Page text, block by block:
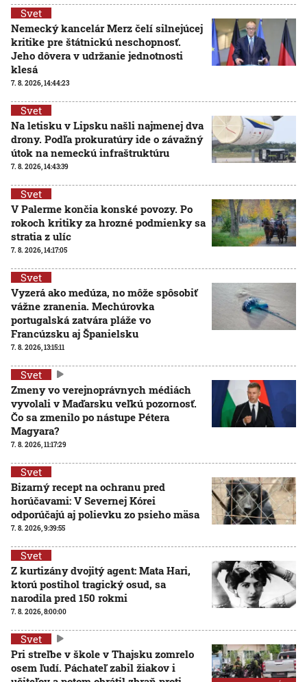
Svet
Nemecký kancelár Merz čelí silnejúcej
kritike pre štátnickú neschopnosť.
Jeho dôvera v udržanie jednotnosti
klesá
7. 8. 2026, 14:44:23
Svet
Na letisku v Lipsku našli najmenej dva
drony. Podľa prokuratúry ide o závažný
útok na nemeckú infraštruktúru
7. 8. 2026, 14:43:39
Svet
V Palerme končia konské povozy. Po
rokoch kritiky za hrozné podmienky sa
stratia z ulíc
7. 8. 2026, 14:17:05
Svet
Vyzerá ako medúza, no môže spôsobiť
vážne zranenia. Mechúrovka
portugalská zatvára pláže vo
Francúzsku aj Španielsku
7. 8. 2026, 13:15:11
Svet
Zmeny vo verejnoprávnych médiách
vyvolali v Maďarsku veľkú pozornosť.
Čo sa zmenilo po nástupe Pétera
Magyara?
7. 8. 2026, 11:17:29
Svet
Bizarný recept na ochranu pred
horúčavami: V Severnej Kórei
odporúčajú aj polievku zo psieho mäsa
7. 8. 2026, 9:39:55
Svet
Z kurtizány dvojitý agent: Mata Hari,
ktorú postihol tragický osud, sa
narodila pred 150 rokmi
7. 8. 2026, 8:00:00
Svet
Pri streľbe v škole v Thajsku zomrelo
osem ľudí. Páchateľ zabil žiakov i